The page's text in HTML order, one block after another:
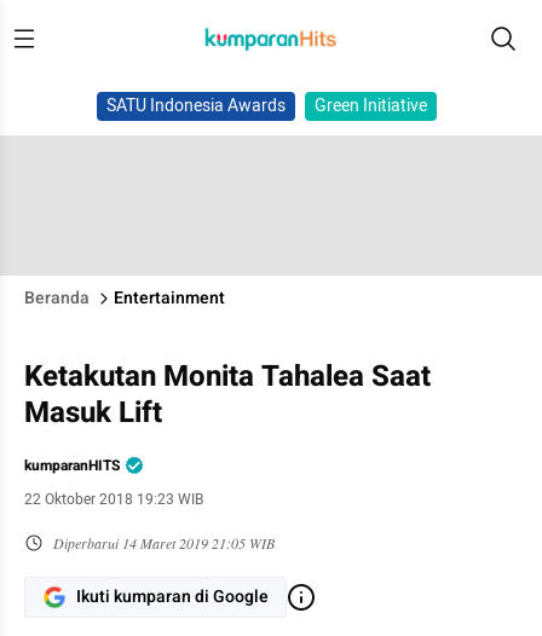
SATU Indonesia Awards Green Initiative
Beranda Entertainment
Ketakutan Monita Tahalea Saat
Masuk Lift
kumparanHITS
22 Oktober 2018 19:23 WIB
Diperbarui 14 Maret 2019 21:05 WIB
Ikuti kumparan di Google